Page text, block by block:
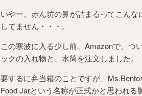
いやー、赤ん坊の鼻が詰まるってこん
してません・・・。
この寒波に入る少し前、Amazonで、つ
ックの入れ物と、水筒を注文しました。
要するに弁当箱のことですが、
Food Jarという名称が正式かと思われる